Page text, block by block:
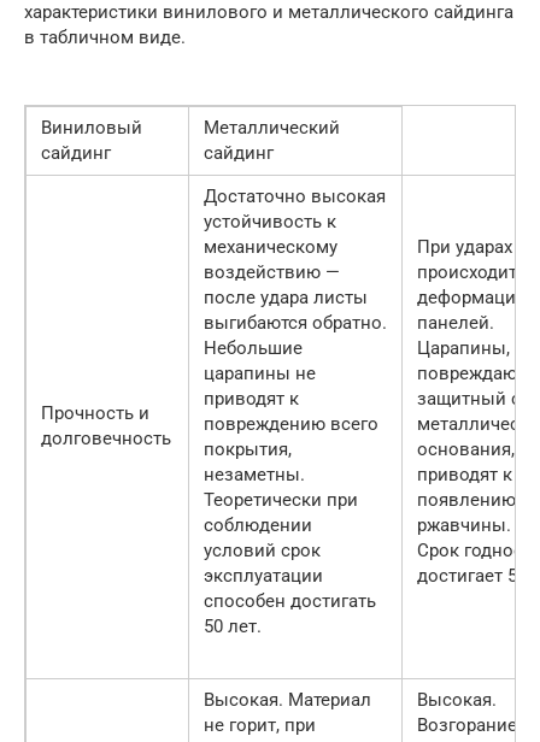
характеристики винилового и металлического сайдинга
в табличном виде.
Виниловый
сайдинг
Металлический
сайдинг
Прочность и
долговечность
Достаточно высокая
устойчивость к
механическому
воздействию —
после удара листы
выгибаются обратно.
Небольшие
царапины не
приводят к
повреждению всего
покрытия,
незаметны.
Теоретически при
соблюдении
условий срок
эксплуатации
способен достигать
50 лет.
При ударах
происходит
деформация
панелей.
Царапины,
защитный
основания,
приводят к
появлению
ржавчины.
Срок
достигает 50
Высокая. Материал
не горит, при
Высокая.
Возгорание